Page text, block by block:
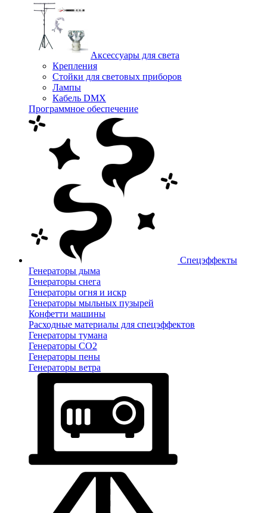
Аксессуары для света
Крепления
Стойки для световых приборов
Лампы
Кабель DMX
Программное обеспечение
Спецэффекты
Генераторы дыма
Генераторы снега
Генераторы огня и искр
Генераторы мыльных пузырей
Конфетти машины
Расходные материалы для спецэффектов
Генераторы тумана
Генераторы CO2
Генераторы пены
Генераторы ветра